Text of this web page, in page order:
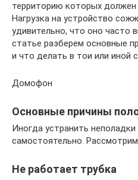
территорию которых должен
Нагрузка на устройство
удивительно, что оно часто
статье разберем основные
и что делать в тои или иной
Домофон
Основные причины
Иногда устранить
самостоятельно.
Не работает трубка